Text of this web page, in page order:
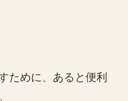
ために、あると便利